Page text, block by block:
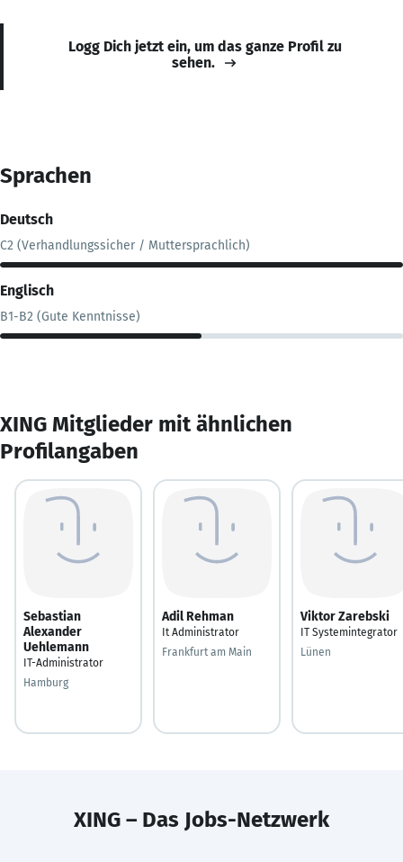
Logg Dich jetzt ein, um das ganze Profil zu
sehen.
Sprachen
Deutsch
C2 (Verhandlungssicher / Muttersprachlich)
Englisch
B1-B2 (Gute Kenntnisse)
XING Mitglieder mit ähnlichen
Profilangaben
Sebastian
Alexander
Uehlemann
IT-Administrator
Hamburg
Adil Rehman
It Administrator
Frankfurt am Main
Viktor Zarebski
IT Systemintegrator
Lünen
XING – Das Jobs-Netzwerk